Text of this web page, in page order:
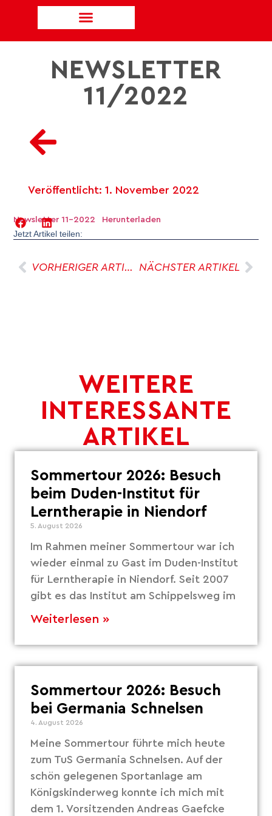
NEWSLETTER
11/2022
Veröffentlicht: 1. November 2022
Newsletter 11-2022 Herunterladen
Jetzt Artikel teilen:
VORHERIGER ARTIKEL NÄCHSTER ARTIKEL
WEITERE
INTERESSANTE
ARTIKEL
Sommertour 2026: Besuch
beim Duden-Institut für
Lerntherapie in Niendorf
5. August 2026
Im Rahmen meiner Sommertour war ich
wieder einmal zu Gast im Duden-Institut
für Lerntherapie in Niendorf. Seit 2007
gibt es das Institut am Schippelsweg im
Weiterlesen »
Sommertour 2026: Besuch
bei Germania Schnelsen
4. August 2026
Meine Sommertour führte mich heute
zum TuS Germania Schnelsen. Auf der
schön gelegenen Sportanlage am
Königskinderweg konnte ich mich mit
dem 1. Vorsitzenden Andreas Gaefcke